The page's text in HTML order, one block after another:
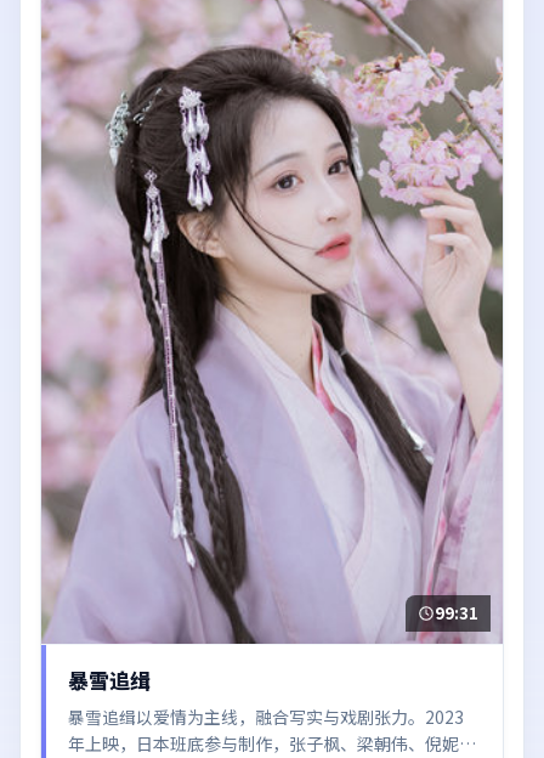
99:31
暴雪追缉
暴雪追缉以爱情为主线，融合写实与戏剧张力。2023
年上映，日本班底参与制作，张子枫、梁朝伟、倪妮、